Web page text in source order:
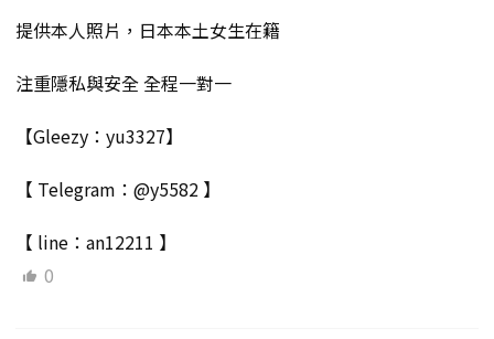
提供本人照片，日本本土女生在籍
注重隱私與安全 全程一對一
【Gleezy：yu3327】
【 Telegram：@y5582 】
【 line：an12211 】
0